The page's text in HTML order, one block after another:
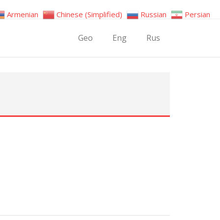
Geo Eng Rus
Armenian Chinese (Simplified) Russian Persian